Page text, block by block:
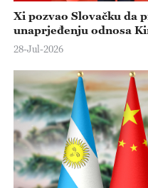
Xi pozvao Slovačku da
unaprjeđenju odnosa
28-Jul-2026